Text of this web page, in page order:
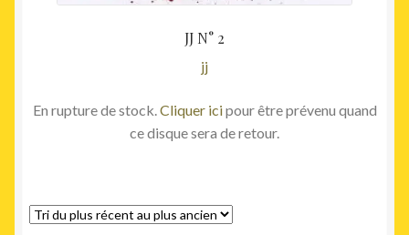
JJ N° 2
jj
En rupture de stock. Cliquer icipour être prévenu quand
ce disque sera de retour.